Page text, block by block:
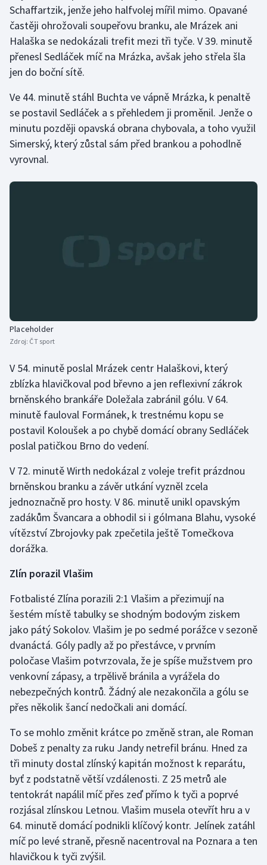
Schaffartzik, jenže jeho halfvolej mířil mimo. Opavané
častěji ohrožovali soupeřovu branku, ale Mrázek ani
Halaška se nedokázali trefit mezi tři tyče. V 39. minutě
přenesl Sedláček míč na Mrázka, avšak jeho střela šla
jen do boční sítě.
Ve 44. minutě stáhl Buchta ve vápně Mrázka, k penaltě
se postavil Sedláček a s přehledem ji proměnil. Jenže o
minutu později opavská obrana chybovala, a toho využil
Simerský, který zůstal sám před brankou a pohodlně
vyrovnal.
Placeholder
Zdroj: ČT sport
V 54. minutě poslal Mrázek centr Halaškovi, který
zblízka hlavičkoval pod břevno a jen reflexivní zákrok
brněnského brankáře Doležala zabránil gólu. V 64.
minutě fauloval Formánek, k trestnému kopu se
postavil Koloušek a po chybě domácí obrany Sedláček
poslal patičkou Brno do vedení.
V 72. minutě Wirth nedokázal z voleje trefit prázdnou
brněnskou branku a závěr utkání vyzněl zcela
jednoznačně pro hosty. V 86. minutě unikl opavským
zadákům Švancara a obhodil si i gólmana Blahu, vysoké
vítězství Zbrojovky pak zpečetila ještě Tomečkova
dorážka.
Zlín porazil Vlašim
Fotbalisté Zlína porazili 2:1 Vlašim a přezimují na
šestém místě tabulky se shodným bodovým ziskem
jako pátý Sokolov. Vlašim je po sedmé porážce v sezoně
dvanáctá. Góly padly až po přestávce, v prvním
poločase Vlašim potvrzovala, že je spíše mužstvem pro
venkovní zápasy, a trpělivě bránila a vyrážela do
nebezpečných kontrů. Žádný ale nezakončila a gólu se
přes několik šancí nedočkali ani domácí.
To se mohlo změnit krátce po změně stran, ale Roman
Dobeš z penalty za ruku Jandy netrefil bránu. Hned za
tři minuty dostal zlínský kapitán možnost k reparátu,
byť z podstatně větší vzdálenosti. Z 25 metrů ale
tentokrát napálil míč přes zeď přímo k tyči a poprvé
rozjásal zlínskou Letnou. Vlašim musela otevřít hru a v
64. minutě domácí podnikli klíčový kontr. Jelínek zatáhl
míč po levé straně, přesně nacentroval na Poznara a ten
hlavičkou k tyči zvýšil.